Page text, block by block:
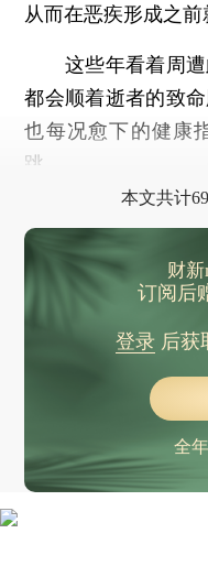
从而在恶疾形成之前
这些年看着周遭
都会顺着逝者的致
也每况愈下的健康
跳。
本文共计
财
订阅后
登录后获
全